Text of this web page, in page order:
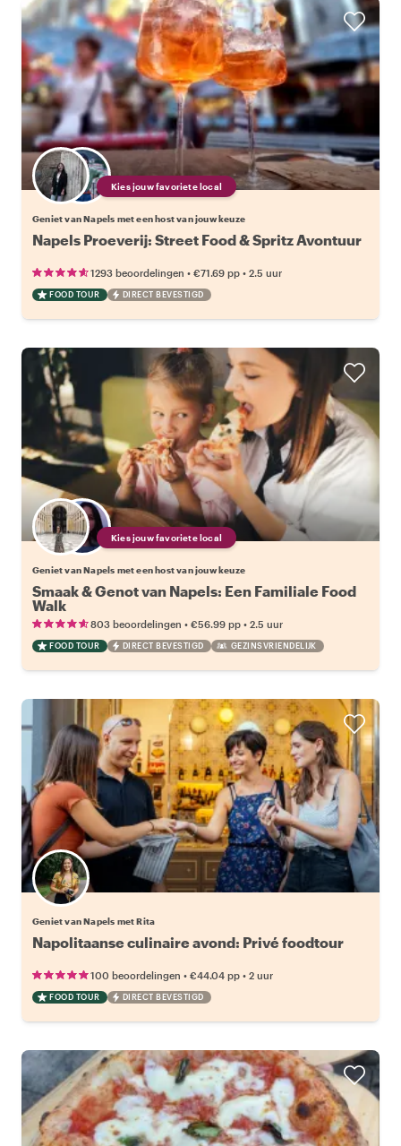
Kies jouw favoriete local
Geniet van Napels met een host van jouw keuze
Napels Proeverij: Street Food & Spritz Avontuur
1293 beoordelingen • €71.69 pp • 2.5 uur
FOOD TOUR DIRECT BEVESTIGD
Kies jouw favoriete local
Geniet van Napels met een host van jouw keuze
Smaak & Genot van Napels: Een Familiale Food
Walk
803 beoordelingen • €56.99 pp • 2.5 uur
FOOD TOUR DIRECT BEVESTIGD GEZINSVRIENDELIJK
Geniet van Napels met Rita
Napolitaanse culinaire avond: Privé foodtour
100 beoordelingen • €44.04 pp • 2 uur
FOOD TOUR DIRECT BEVESTIGD